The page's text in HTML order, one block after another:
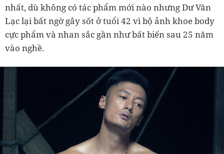
nhất, dù không có tác phẩm mới nào nhưng Dư Văn
Lạc lại bất ngờ gây sốt ở tuổi 42 vì bộ ảnh khoe body
cực phẩm và nhan sắc gần như bất biến sau 25 năm
vào nghề.